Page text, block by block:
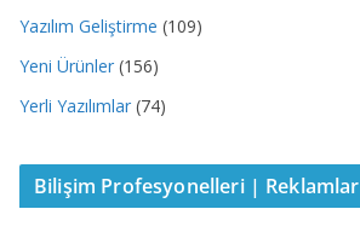
Yazılım Geliştirme (109)
Yeni Ürünler (156)
Yerli Yazılımlar (74)
Bilişim Profesyonelleri | Reklamlar